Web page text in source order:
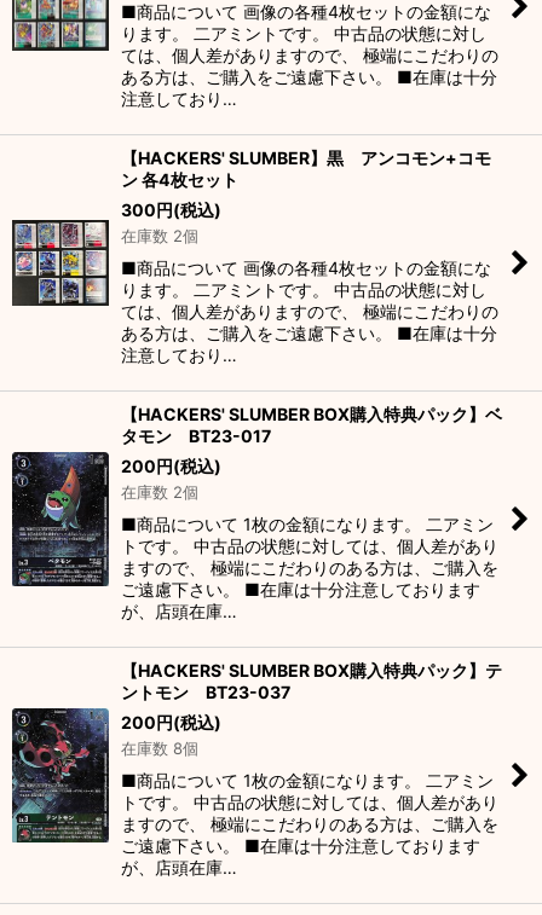
■商品について 画像の各種4枚セットの金額にな
ります。 二アミントです。 中古品の状態に対し
ては、個人差がありますので、 極端にこだわりの
ある方は、ご購入をご遠慮下さい。 ■在庫は十分
注意しており…
【HACKERS' SLUMBER】黒 アンコモン+コモ
ン 各4枚セット
300円(税込)
在庫数 2個
■商品について 画像の各種4枚セットの金額にな
ります。 二アミントです。 中古品の状態に対し
ては、個人差がありますので、 極端にこだわりの
ある方は、ご購入をご遠慮下さい。 ■在庫は十分
注意しており…
【HACKERS' SLUMBER BOX購入特典パック】ベ
タモン BT23-017
200円(税込)
在庫数 2個
■商品について 1枚の金額になります。 二アミン
トです。 中古品の状態に対しては、個人差があり
ますので、 極端にこだわりのある方は、ご購入を
ご遠慮下さい。 ■在庫は十分注意しております
が、店頭在庫…
【HACKERS' SLUMBER BOX購入特典パック】テ
ントモン BT23-037
200円(税込)
在庫数 8個
■商品について 1枚の金額になります。 二アミン
トです。 中古品の状態に対しては、個人差があり
ますので、 極端にこだわりのある方は、ご購入を
ご遠慮下さい。 ■在庫は十分注意しております
が、店頭在庫…